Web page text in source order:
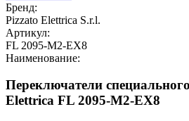
Бренд:
Pizzato Elettrica S.r.l.
Артикул:
FL 2095-M2-EX8
Наименование:
Переключатели
Elettrica FL 2095-M2-EX8